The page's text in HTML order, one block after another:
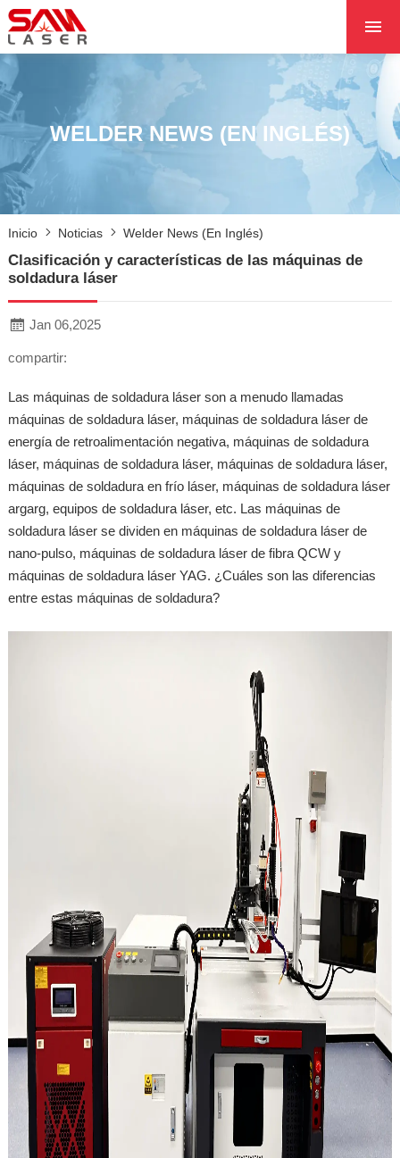
SOBRE NOSOTROS
PRODUCTOS
PROYECTOS
NOTICIAS
CON NOSOTROS
WELDER NEWS (EN INGLÉS)
Inicio Noticias Welder News (en Inglés)
Clasificación y características de las máquinas de
soldadura láser
Jan 06,2025
compartir:
Las máquinas de soldadura láser son a menudo llamadas
máquinas de soldadura láser, máquinas de soldadura láser de
energía de retroalimentación negativa, máquinas de soldadura
láser, máquinas de soldadura láser, máquinas de soldadura láser,
máquinas de soldadura en frío láser, máquinas de soldadura láser
argarg, equipos de soldadura láser, etc. Las máquinas de
soldadura láser se dividen en máquinas de soldadura láser de
nano-pulso, máquinas de soldadura láser de fibra QCW y
máquinas de soldadura láser YAG. ¿Cuáles son las diferencias
entre estas máquinas de soldadura?